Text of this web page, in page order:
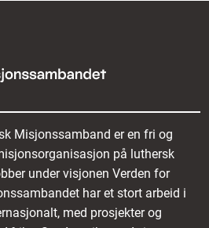
Misjonssamband er en fri og
på luthersk
under visjonen Verden for
har et stort arbeid i
med prosjekter og